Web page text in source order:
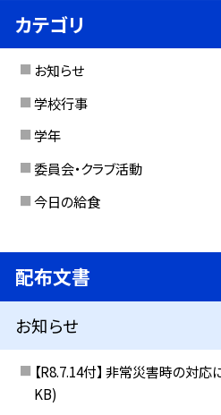
カテゴリ
お知らせ
学校行事
学年
委員会・クラブ活動
今日の給食
配布文書
お知らせ
【R8.7.14付】 非常災害時の対応
KB)